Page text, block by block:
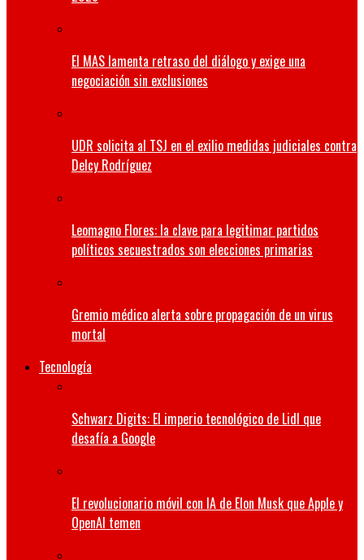
El MAS lamenta retraso del diálogo y exige una
negociación sin exclusiones
UDR solicita al TSJ en el exilio medidas judiciales contra
Delcy Rodríguez
Leomagno Flores: la clave para legitimar partidos
políticos secuestrados son elecciones primarias
Gremio médico alerta sobre propagación de un virus
mortal
Tecnología
Schwarz Digits: El imperio tecnológico de Lidl que
desafía a Google
El revolucionario móvil con IA de Elon Musk que Apple y
OpenAI temen